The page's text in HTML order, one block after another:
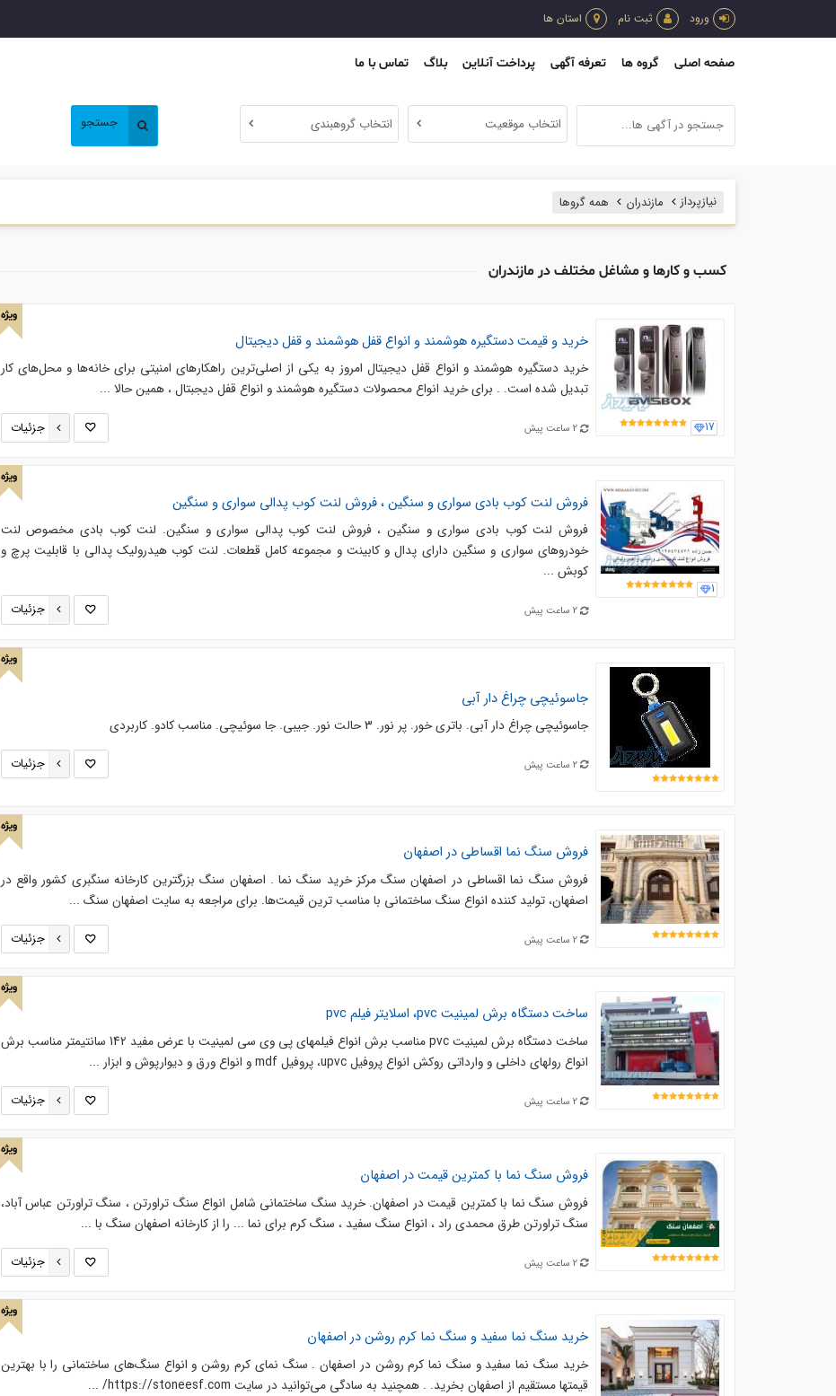
ورود ثبت نام استان ها
صفحه اصلی گروه ها تعرفه آگهی پرداخت آنلاین بلاگ تماس با ما
انتخاب موقعیت انتخاب گروهبندی جستجو
نیازپرداز مازندران همه گروها
کسب و کارها و مشاغل مختلف در مازندران
ویژه
17
خرید و قیمت دستگیره هوشمند و انواع قفل هوشمند و قفل دیجیتال
خرید دستگیره هوشمند و انواع قفل دیجیتال امروز به یکی از اصلی‌ترین راهکارهای امنیتی برای خانه‌ها و محل‌های کار
تبدیل شده است. . برای خرید انواع محصولات دستگیره هوشمند و انواع قفل دیجبتال ، همین حالا ...
2 ساعت پیش جزئیات
ویژه
1
فروش لنت کوب بادی سواری و سنگین ، فروش لنت کوب پدالی سواری و سنگین
فروش لنت کوب بادی سواری و سنگین ، فروش لنت کوب پدالی سواری و سنگین. لنت کوب بادی مخصوص لنت
خودروهای سواری و سنگین دارای پدال و کابینت و مجموعه کامل قطعات. لنت کوب هیدرولیک پدالی با قابلیت پرچ و
کوبش ...
2 ساعت پیش جزئیات
ویژه
جاسوئیچی چراغ دار آبی
جاسوئیچی چراغ دار آبی. باتری خور. پر نور. 3 حالت نور. جیبی. جا سوئیچی. مناسب کادو. کاربردی
2 ساعت پیش جزئیات
ویژه
فروش سنگ نما اقساطی در اصفهان
فروش سنگ نما اقساطی در اصفهان سنگ مرکز خرید سنگ نما . اصفهان سنگ بزرگترین کارخانه سنگبری کشور واقع در
اصفهان، تولید کننده انواع سنگ ساختمانی با مناسب ترین قیمت‌ها. برای مراجعه به سایت اصفهان سنگ ...
2 ساعت پیش جزئیات
ویژه
ساخت دستگاه برش لمینیت pvc، اسلایتر فیلم pvc
ساخت دستگاه برش لمینیت pvc مناسب برش انواع فیلمهای پی وی سی لمینیت با عرض مفید 142 سانتیمتر مناسب برش
انواع رولهای داخلی و وارداتی روکش انواع پروفیل upvc، پروفیل mdf و انواع ورق و دیوارپوش و ابزار ...
2 ساعت پیش جزئیات
ویژه
فروش سنگ نما با کمترین قیمت در اصفهان
فروش سنگ نما با کمترین قیمت در اصفهان. خرید سنگ ساختمانی شامل انواع سنگ تراورتن ، سنگ تراورتن عباس آباد،
سنگ تراورتن طرق محمدی راد ، انواع سنگ سفید ، سنگ کرم برای نما ... را از کارخانه اصفهان سنگ با ...
2 ساعت پیش جزئیات
ویژه
خرید سنگ نما سفید و سنگ نما کرم روشن در اصفهان
خرید سنگ نما سفید و سنگ نما کرم روشن در اصفهان . سنگ نمای کرم روشن و انواع سنگ‌های ساختمانی را با بهترین
قیمتها مستقیم از اصفهان بخرید. . همچنید به سادگی می‌توانید در سایت https://stoneesf.com/ ...